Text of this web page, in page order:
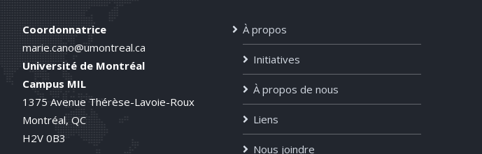
Coordonnatrice
marie.cano@umontreal.ca
Université de Montréal
Campus MIL
1375 Avenue Thérèse-Lavoie-Roux
Montréal, QC
H2V 0B3
À propos
Initiatives
À propos de nous
Liens
Nous joindre